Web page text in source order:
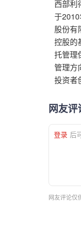
西部利
于
股份有
控股的
托管理
管理方
投资者
网友评
登录 后
网友评论仅